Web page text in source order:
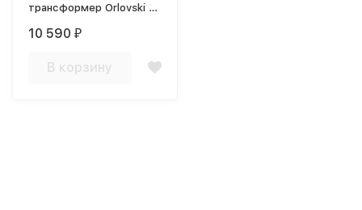
трансформер Orlovski с
10 590 ₽
В корзину